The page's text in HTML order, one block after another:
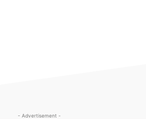
- Advertisement -